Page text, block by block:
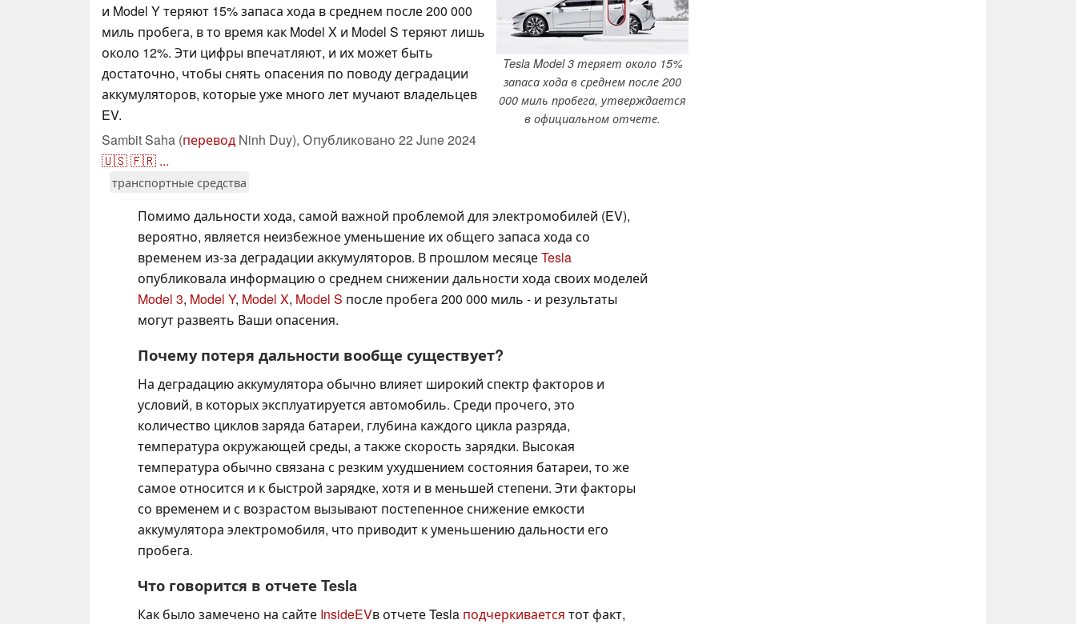
Tesla Model 3 теряет около 15%
запаса хода в среднем после 200
000 миль пробега, утверждается
в официальном отчете.
и Model Y теряют 15% запаса хода в среднем после 200 000
миль пробега, в то время как Model X и Model S теряют лишь
около 12%. Эти цифры впечатляют, и их может быть
достаточно, чтобы снять опасения по поводу деградации
аккумуляторов, которые уже много лет мучают владельцев
EV.
Sambit Saha (перевод Ninh Duy), Опубликовано 22 June 2024
🇺🇸🇫🇷 ...
транспортные средства
Помимо дальности хода, самой важной проблемой для электромобилей (EV),
вероятно, является неизбежное уменьшение их общего запаса хода со
временем из-за деградации аккумуляторов. В прошлом месяцеTesla
опубликовала информацию о среднем снижении дальности хода своих моделей
Model 3, Model Y, Model X, Model S после пробега 200 000 миль - и результаты
могут развеять Ваши опасения.
Почему потеря дальности вообще существует?
На деградацию аккумулятора обычно влияет широкий спектр факторов и
условий, в которых эксплуатируется автомобиль. Среди прочего, это
количество циклов заряда батареи, глубина каждого цикла разряда,
температура окружающей среды, а также скорость зарядки. Высокая
температура обычно связана с резким ухудшением состояния батареи, то же
самое относится и к быстрой зарядке, хотя и в меньшей степени. Эти факторы
со временем и с возрастом вызывают постепенное снижение емкости
аккумулятора электромобиля, что приводит к уменьшению дальности его
пробега.
Что говорится в отчете Tesla
Как было замечено на сайте InsideEVв отчете Tesla подчеркивается тот факт,